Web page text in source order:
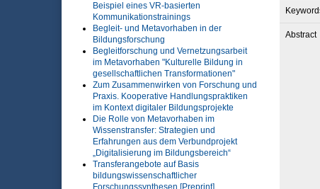
Abstract
Beispiel eines VR-basierten
Kommunikationstrainings
Begleit- und Metavorhaben in der
Bildungsforschung
Begleitforschung und Vernetzungsarbeit
im Metavorhaben "Kulturelle Bildung in
gesellschaftlichen Transformationen"
Zum Zusammenwirken von Forschung und
Praxis. Kooperative Handlungspraktiken
im Kontext digitaler Bildungsprojekte
Die Rolle von Metavorhaben im
Wissenstransfer: Strategien und
Erfahrungen aus dem Verbundprojekt
„Digitalisierung im Bildungsbereich“
Transferangebote auf Basis
bildungswissenschaftlicher
Forschungssynthesen [Preprint]